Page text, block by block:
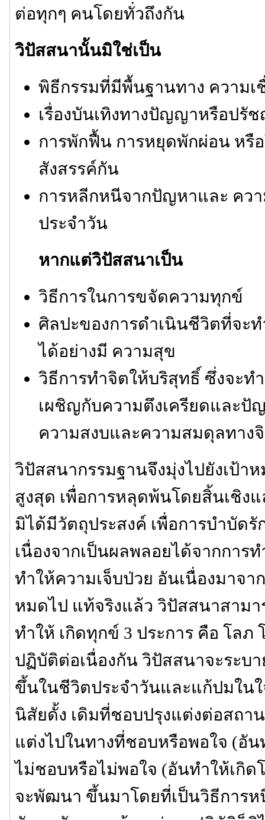
ต่อทุกๆ คนโดยทั่วถึงกัน
วิปัสสนานั้นมิใช่เป็น
พิธีกรรมที่มีพื้นฐานทาง ความเ
เรื่องบันเทิงทางปัญญาหรือปรั
การพักฟื้น การหยุดพักผ่อน หรื
สังสรรค์กัน
การหลีกหนีจากปัญหาและ คว
ประจำวัน
หากแต่วิปัสสนาเป็น
วิธีการในการขจัดความทุกข์
ศิลปะของการดำเนินชีวิตที่จะ
ได้อย่างมี ความสุข
วิธีการทำจิตให้บริสุทธิ์ ซึ่งจะท
เผชิญกับความตึงเครียดและปั
ความสงบและความสมดุลทาง
วิปัสสนากรรมฐานจึงมุ่งไปยังเป้า
สูงสุด เพื่อการหลุดพ้นโดยสิ้นเชิงแ
มิได้มีวัตถุประสงค์ เพื่อการบำบัด
เนื่องจากเป็นผลพลอยได้จากการ
ทำให้ความเจ็บป่วย อันเนื่องมาจา
หมดไป แท้จริงแล้ว วิปัสสนาสาม
ทำให้ เกิดทุกข์ 3 ประการ คือ โลภ
ปฏิบัติต่อเนื่องกัน วิปัสสนาจะระบ
ขึ้นในชีวิตประจำวันและแก้ปมในใ
นิสัยดั้ง เดิมที่ชอบปรุงแต่งต่อสถา
แต่งไปในทางที่ชอบหรือพอใจ (อัน
ไม่ชอบหรือไม่พอใจ (อันทำให้เกิ
จะพัฒนา ขึ้นมาโดยที่เป็นวิธีการห